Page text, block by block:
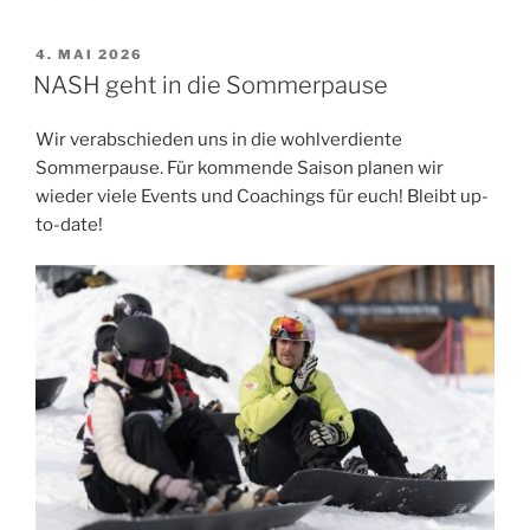
VERÖFFENTLICHT
AM
4. MAI 2026
NASH geht in die Sommerpause
Wir verabschieden uns in die wohlverdiente
Sommerpause. Für kommende Saison planen wir
wieder viele Events und Coachings für euch! Bleibt up-
to-date!